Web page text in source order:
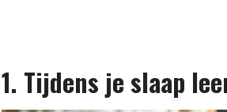
1. Tijdens je slaap